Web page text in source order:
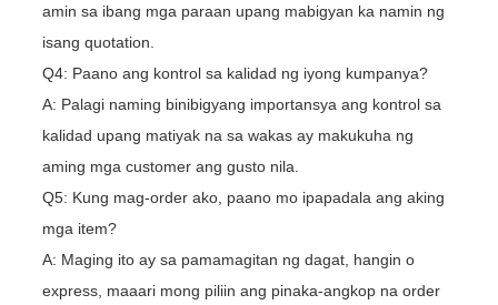
amin sa ibang mga paraan upang mabigyan ka namin ng
isang quotation.
Q4: Paano ang kontrol sa kalidad ng iyong kumpanya?
A: Palagi naming binibigyang importansya ang kontrol sa
kalidad upang matiyak na sa wakas ay makukuha ng
aming mga customer ang gusto nila.
Q5: Kung mag-order ako, paano mo ipapadala ang aking
mga item?
A: Maging ito ay sa pamamagitan ng dagat, hangin o
express, maaari mong piliin ang pinaka-angkop na order